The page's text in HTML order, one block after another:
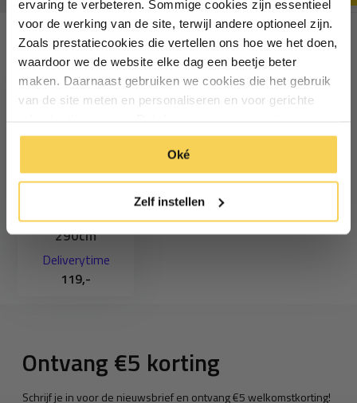
ervaring te verbeteren. Sommige cookies zijn essentieel
voor de werking van de site, terwijl andere optioneel zijn.
Zoals prestatiecookies die vertellen ons hoe we het doen,
waardoor we de website elke dag een beetje beter
maken. Daarnaast gebruiken we cookies die het gebruik
van de site meten en personaliseren en voor gerichte
manier. Klik op 'Oké' om alle cookies te accepteren. Of
klik op ‘alleen essentiele’ als je niet akkoord gaat met
cookies.
Oké
Zelf instellen
Recent bekeken
Staaldraad
harmonicadoek
290cm
Deliverytime
119,-
Ontvang €5 korting
Schrijf je in voor de nieuwsbrief en ontvang €5 welkomstkorting!
Particulier Zakelijk
Inschrijven
*Geldig bij minimale besteding vanaf €75